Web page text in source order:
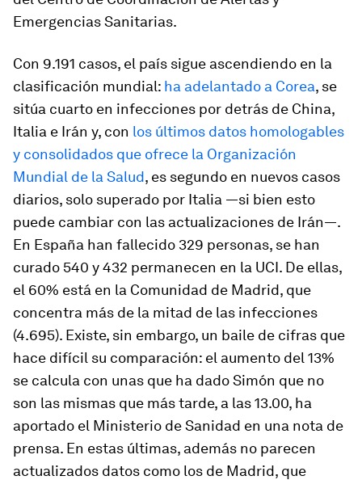
Emergencias Sanitarias.
Con 9.191 casos, el país sigue ascendiendo en la
clasificación mundial: ha adelantado a Corea, se
sitúa cuarto en infecciones por detrás de China,
Italia e Irán y, con los últimos datos homologables
y consolidados que ofrece la Organización
Mundial de la Salud, es segundo en nuevos casos
diarios, solo superado por Italia ―si bien esto
puede cambiar con las actualizaciones de Irán―.
En España han fallecido 329 personas, se han
curado 540 y 432 permanecen en la UCI. De ellas,
el 60% está en la Comunidad de Madrid, que
concentra más de la mitad de las infecciones
(4.695). Existe, sin embargo, un baile de cifras que
hace difícil su comparación: el aumento del 13%
se calcula con unas que ha dado Simón que no
son las mismas que más tarde, a las 13.00, ha
aportado el Ministerio de Sanidad en una nota de
prensa. En estas últimas, además no parecen
actualizados datos como los de Madrid, que